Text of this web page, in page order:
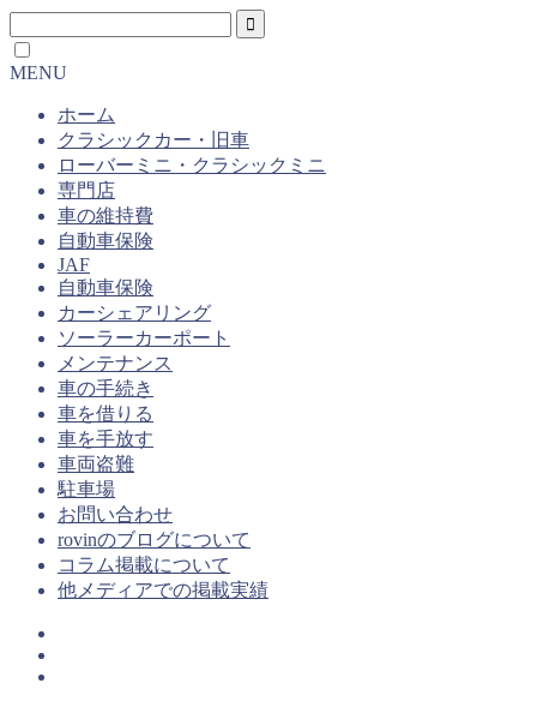
MENU
ホーム
クラシックカー・旧車
ローバーミニ・クラシックミニ
専門店
車の維持費
自動車保険
JAF
自動車保険
カーシェアリング
ソーラーカーポート
メンテナンス
車の手続き
車を借りる
車を手放す
車両盗難
駐車場
お問い合わせ
rovinのブログについて
コラム掲載について
他メディアでの掲載実績